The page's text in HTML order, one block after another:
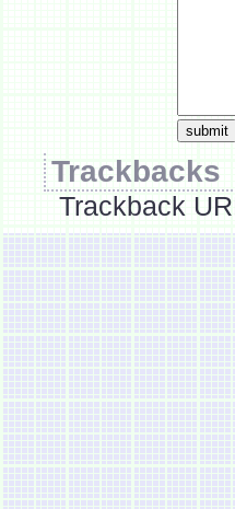
Trackbacks
Trackback